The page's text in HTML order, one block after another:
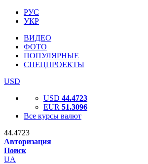
РУС
УКР
ВИДЕО
ФОТО
ПОПУЛЯРНЫЕ
СПЕЦПРОЕКТЫ
USD
USD 44.4723
EUR 51.3096
Все курсы валют
44.4723
Авторизация
Поиск
UA